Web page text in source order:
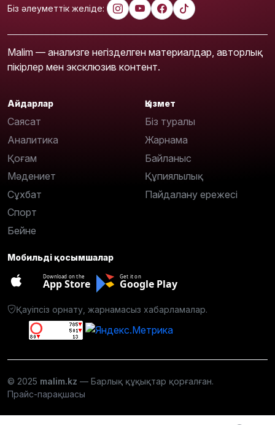
Біз әлеуметтік желіде:
Malim — анализге негізделген материалдар, авторлық
пікірлер мен эксклюзив контент.
Айдарлар
Саясат
Аналитика
Қоғам
Мәдениет
Сұхбат
Спорт
Бейне
Қызмет
Біз туралы
Жарнама
Байланыс
Құпиялылық
Пайдалану ережесі
Мобильді қосымшалар
Download on the
App Store
Get it on
Google Play
Қауіпсіз орнату, жарнамасыз хабарламалар.
© 2025 malim.kz — Барлық құқықтар қорғалған.
Прайс-парақшасы